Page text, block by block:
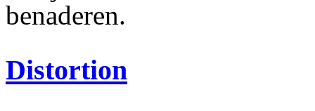
benaderen.
Distortion